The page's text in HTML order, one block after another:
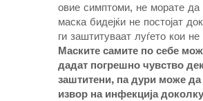
овие симптоми, не морате да
маска бидејќи не постојат
ги заштитуваат луѓето кои
Маските самите по себе
дадат погрешно чувство
заштитени, па дури може да
извор на инфекција